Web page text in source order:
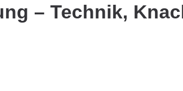
– Technik,